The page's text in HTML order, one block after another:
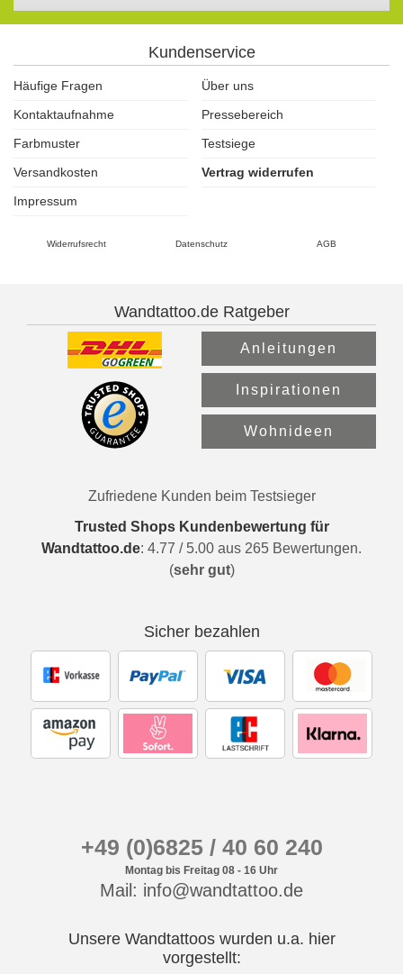
Kundenservice
Häufige Fragen
Über uns
Kontaktaufnahme
Pressebereich
Farbmuster
Testsiege
Versandkosten
Vertrag widerrufen
Impressum
Widerrufsrecht Datenschutz AGB
Wandtattoo.de Ratgeber
Anleitungen
Inspirationen
Wohnideen
Zufriedene Kunden beim Testsieger
Trusted Shops Kundenbewertung für
Wandtattoo.de: 4.77 / 5.00 aus 265 Bewertungen.
(sehr gut)
Sicher bezahlen
+49 (0)6825 / 40 60 240
Montag bis Freitag 08 - 16 Uhr
Mail: info@wandtattoo.de
Unsere Wandtattoos wurden u.a. hier
vorgestellt: